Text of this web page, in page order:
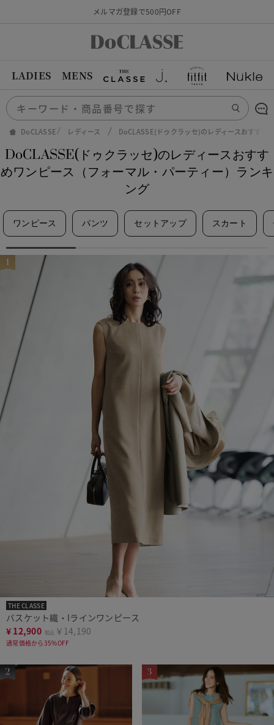
メルマガ登録で500円OFF
LADIES MENS
DoCLASSE レディース DoCLASSE(ドゥクラッセ)のレディースおすすめ
DoCLASSE(ドゥクラッセ)のレディースおすす
めワンピース（フォーマル・パーティー）ランキ
ング
ワンピース パンツ セットアップ スカート
THE CLASSE
バスケット織・Iラインワンピース
¥ 12,900 税込 ￥14,190
通常価格から35%OFF